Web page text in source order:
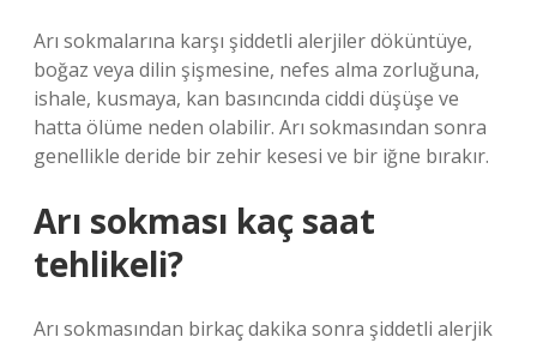
Arı sokmalarına karşı şiddetli alerjiler döküntüye,
boğaz veya dilin şişmesine, nefes alma zorluğuna,
ishale, kusmaya, kan basıncında ciddi düşüşe ve
hatta ölüme neden olabilir. Arı sokmasından sonra
genellikle deride bir zehir kesesi ve bir iğne bırakır.
Arı sokması kaç saat
tehlikeli?
Arı sokmasından birkaç dakika sonra şiddetli alerjik